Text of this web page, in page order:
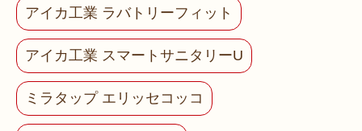
アイカ工業 ラバトリーフィット
アイカ工業 スマートサニタリーU
ミラタップ エリッセコッコ